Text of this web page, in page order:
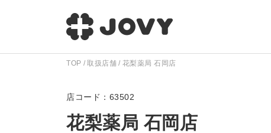
TOP 取扱店舗 花梨薬局 石岡店
63502
花梨薬局 石岡店